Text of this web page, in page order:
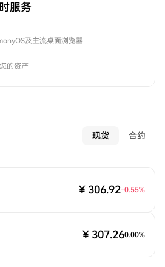
服务
及主流桌面浏览器
的资产
现货 合约
¥ 306.92-0.55%
¥ 307.260.00%